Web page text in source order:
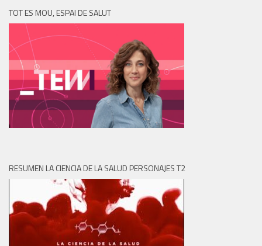
TOT ES MOU, ESPAI DE SALUT
RESUMEN LA CIENCIA DE LA SALUD PERSONAJES T2